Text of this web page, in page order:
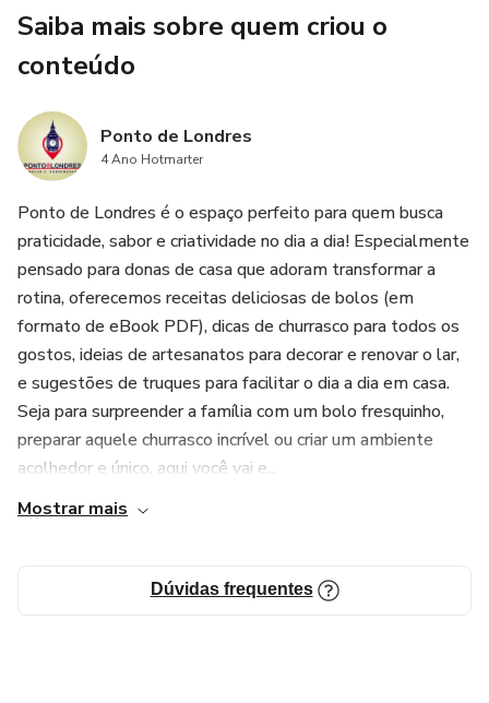
Saiba mais sobre quem criou o
conteúdo
Ponto de Londres
4 Ano Hotmarter
Ponto de Londres é o espaço perfeito para quem busca
praticidade, sabor e criatividade no dia a dia! Especialmente
pensado para donas de casa que adoram transformar a
rotina, oferecemos receitas deliciosas de bolos (em
formato de eBook PDF), dicas de churrasco para todos os
gostos, ideias de artesanatos para decorar e renovar o lar,
e sugestões de truques para facilitar o dia a dia em casa.
Seja para surpreender a família com um bolo fresquinho,
preparar aquele churrasco incrível ou criar um ambiente
acolhedor e único, aqui você vai e...
Mostrar mais
Dúvidas frequentes